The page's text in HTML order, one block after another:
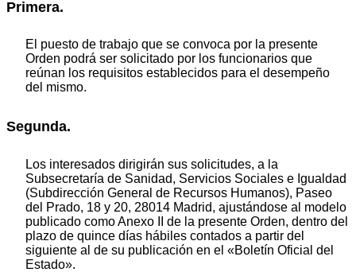
Primera.
El puesto de trabajo que se convoca por la presente
Orden podrá ser solicitado por los funcionarios que
reúnan los requisitos establecidos para el desempeño
del mismo.
Segunda.
Los interesados dirigirán sus solicitudes, a la
Subsecretaría de Sanidad, Servicios Sociales e Igualdad
(Subdirección General de Recursos Humanos), Paseo
del Prado, 18 y 20, 28014 Madrid, ajustándose al modelo
publicado como Anexo II de la presente Orden, dentro del
plazo de quince días hábiles contados a partir del
siguiente al de su publicación en el «Boletín Oficial del
Estado».